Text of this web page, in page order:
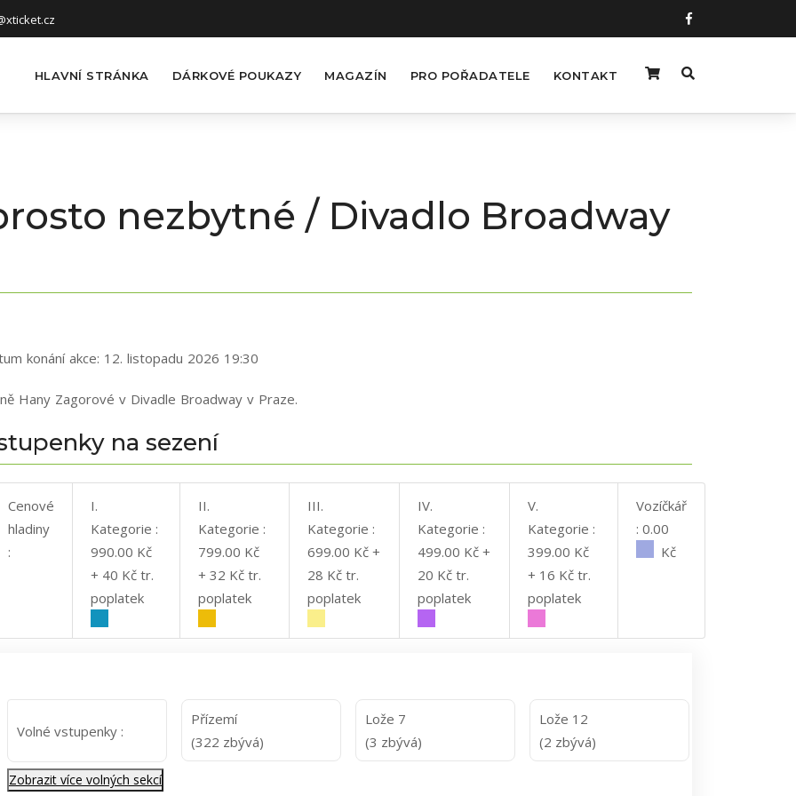
HLAVNÍ STRÁNKA DÁRKOVÉ POUKAZY MAGAZÍN PRO POŘADATELE KONTAKT
nezbytné / Divadlo Broadway
konání akce: 12. listopadu 2026 19:30
Hany Zagorové v Divadle Broadway v Praze.
na sezení
Cenové
hladiny
:
I.
Kategorie :
990.00 Kč
+ 40 Kč tr.
poplatek
II.
Kategorie :
799.00 Kč
+ 32 Kč tr.
poplatek
III.
Kategorie :
699.00 Kč +
28 Kč tr.
poplatek
IV.
Kategorie :
499.00 Kč +
20 Kč tr.
poplatek
V.
Kategorie :
399.00 Kč
+ 16 Kč tr.
poplatek
Vozíčkář
: 0.00
Kč
Volné vstupenky :
Přízemí
(322 zbývá)
Lože 7
(3 zbývá)
Lože 12
(2 zbývá)
Zobrazit více volných sekcí